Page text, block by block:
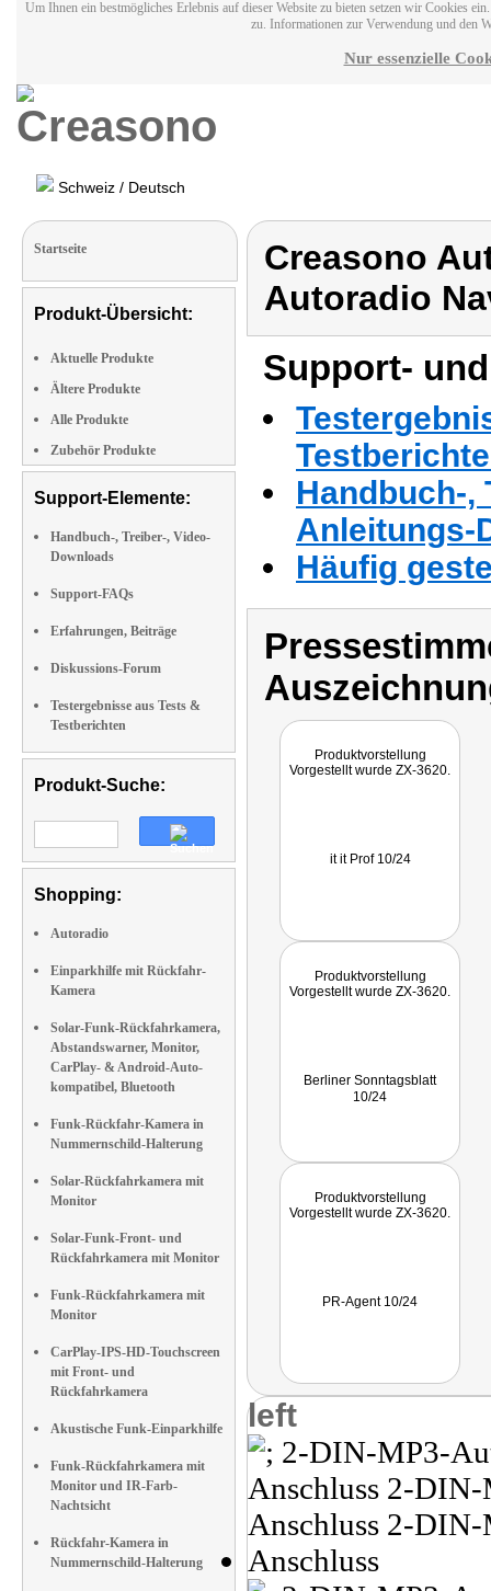
Um Ihnen ein bestmögliches Erlebnis auf dieser Website zu bieten setzen wir Cookies
zu. Informationen zur Verwendung und den
Nur essenzielle
Schweiz / Deutsch
Startseite
Produkt-Übersicht:
Aktuelle Produkte
Ältere Produkte
Alle Produkte
Zubehör Produkte
Support-Elemente:
Handbuch-, Treiber-, Video-
Downloads
Support-FAQs
Erfahrungen, Beiträge
Diskussions-Forum
Testergebnisse aus Tests &
Testberichten
Produkt-Suche:
Shopping:
Autoradio
Einparkhilfe mit Rückfahr-
Kamera
Solar-Funk-Rückfahrkamera,
Abstandswarner, Monitor,
CarPlay- & Android-Auto-
kompatibel, Bluetooth
Funk-Rückfahr-Kamera in
Nummernschild-Halterung
Solar-Rückfahrkamera mit
Monitor
Solar-Funk-Front- und
Rückfahrkamera mit Monitor
Funk-Rückfahrkamera mit
Monitor
CarPlay-IPS-HD-Touchscreen
mit Front- und
Rückfahrkamera
Akustische Funk-Einparkhilfe
Funk-Rückfahrkamera mit
Monitor und IR-Farb-
Nachtsicht
Rückfahr-Kamera in
Nummernschild-Halterung
Creasono
Autoradio
Support-
Handbuch-,
Anleitungs-
Häufig
Produktvorstellung
Vorgestellt wurde ZX-3620.
it it Prof 10/24
Produktvorstellung
Vorgestellt wurde ZX-3620.
Berliner Sonntagsblatt
10/24
Produktvorstellung
Vorgestellt wurde ZX-3620.
PR-Agent 10/24
left